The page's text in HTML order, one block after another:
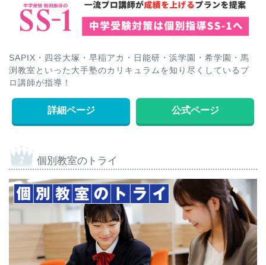
SAPIX・四谷大塚・早稲アカ・日能研・浜学園・希学園・馬
渕教室といった大手塾のカリキュラムを知り尽くしているプ
ロ講師が指導！
詳細ページ 公式ページ
個別教室のトライ